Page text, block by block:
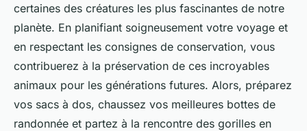
certaines des créatures les plus fascinantes de notre
planète. En planifiant soigneusement votre voyage et
en respectant les consignes de conservation, vous
contribuerez à la préservation de ces incroyables
animaux pour les générations futures. Alors, préparez
vos sacs à dos, chaussez vos meilleures bottes de
randonnée et partez à la rencontre des gorilles en